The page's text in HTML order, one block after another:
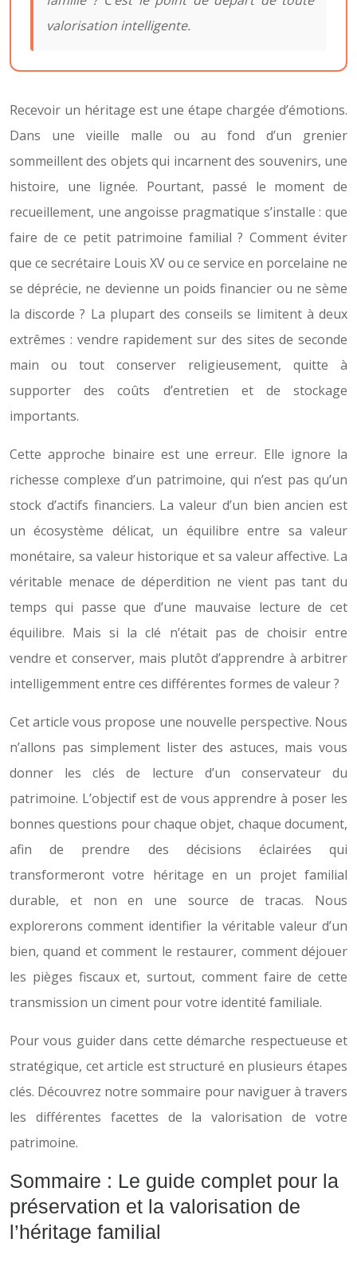
valorisation intelligente.
Recevoir un héritage est une étape chargée d’émotions.
Dans une vieille malle ou au fond d’un grenier
sommeillent des objets qui incarnent des souvenirs, une
histoire, une lignée. Pourtant, passé le moment de
recueillement, une angoisse pragmatique s’installe : que
faire de ce petit patrimoine familial ? Comment éviter
que ce secrétaire Louis XV ou ce service en porcelaine ne
se déprécie, ne devienne un poids financier ou ne sème
la discorde ? La plupart des conseils se limitent à deux
extrêmes : vendre rapidement sur des sites de seconde
main ou tout conserver religieusement, quitte à
supporter des coûts d’entretien et de stockage
importants.
Cette approche binaire est une erreur. Elle ignore la
richesse complexe d’un patrimoine, qui n’est pas qu’un
stock d’actifs financiers. La valeur d’un bien ancien est
un écosystème délicat, un équilibre entre sa valeur
monétaire, sa valeur historique et sa valeur affective. La
véritable menace de déperdition ne vient pas tant du
temps qui passe que d’une mauvaise lecture de cet
équilibre. Mais si la clé n’était pas de choisir entre
vendre et conserver, mais plutôt d’apprendre à arbitrer
intelligemment entre ces différentes formes de valeur ?
Cet article vous propose une nouvelle perspective. Nous
n’allons pas simplement lister des astuces, mais vous
donner les clés de lecture d’un conservateur du
patrimoine. L’objectif est de vous apprendre à poser les
bonnes questions pour chaque objet, chaque document,
afin de prendre des décisions éclairées qui
transformeront votre héritage en un projet familial
durable, et non en une source de tracas. Nous
explorerons comment identifier la véritable valeur d’un
bien, quand et comment le restaurer, comment déjouer
les pièges fiscaux et, surtout, comment faire de cette
transmission un ciment pour votre identité familiale.
Pour vous guider dans cette démarche respectueuse et
stratégique, cet article est structuré en plusieurs étapes
clés. Découvrez notre sommaire pour naviguer à travers
les différentes facettes de la valorisation de votre
patrimoine.
Sommaire : Le guide complet pour la
préservation et la valorisation de
l’héritage familial